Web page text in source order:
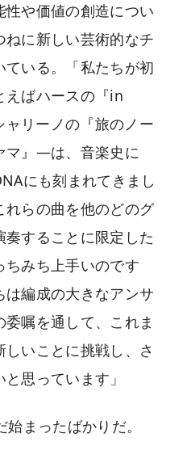
性や価値の創造につい
に新しい芸術的なチ
ている。「私たちが初
ばハースの『in
リーノの『旅のノー
マ』―は、音楽史に
にも刻まれてきまし
れらの曲を他のどのグ
することに限定した
ちみち上手いのです
編成の大きなアンサ
嘱を通して、これま
いことに挑戦し、さ
思っています」
まったばかりだ。